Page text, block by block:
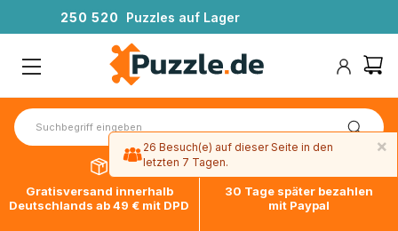
250 520 Puzzles auf Lager
Gratisversand innerhalb
Deutschlands ab 49 € mit DPD
30 Tage später bezahlen
mit Paypal
×
26 Besuch(e) auf dieser Seite in den
letzten 7 Tagen.